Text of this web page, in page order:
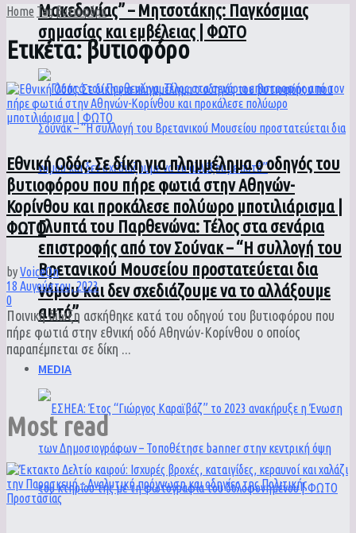
Μακεδονίας” – Μητσοτάκης: Παγκόσμιας
σημασίας και εμβέλειας | ΦΩΤΟ
Γλυπτά του Παρθενώνα: Τέλος στα σενάρια
επιστροφής από τον Σούνακ – “Η συλλογή του
Βρετανικού Μουσείου προστατεύεται δια
νόμου και δεν σχεδιάζουμε να το αλλάξουμε
αυτό”
MEDIA
Home Tagβυτιοφόρο
Ετικέτα:βυτιοφόρο
Εθνική Οδός: Σε δίκη για πλημμέλημα ο οδηγός του
βυτιοφόρου που πήρε φωτιά στην Αθηνών-
Κορίνθου και προκάλεσε πολύωρο μποτιλιάρισμα |
ΦΩΤΟ
byVoiceOn
18 Αυγούστου, 2023
0
Ποινική δίωξη ασκήθηκε κατά του οδηγού του βυτιοφόρου που
πήρε φωτιά στην εθνική οδό Αθηνών-Κορίνθου ο οποίος
παραπέμπεται σε δίκη ...
Most read